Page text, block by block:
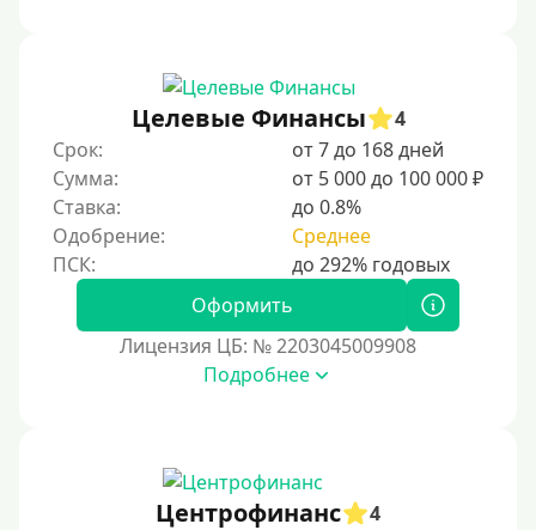
Целевые Финансы
4
Срок:
от 7 до 168 дней
Сумма:
от 5 000 до 100 000 ₽
Ставка:
до 0.8%
Одобрение:
Среднее
Оформить
Лицензия ЦБ: № 2203045009908
Подробнее
Центрофинанс
4